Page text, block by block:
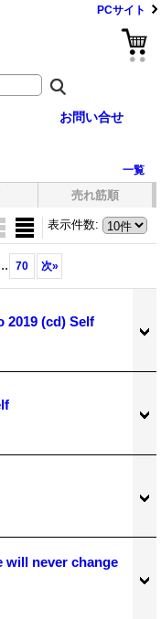
PCサイト
お問い合せ
一覧
売れ筋順
表示件数:
70 次»
2019 (cd) Self
will never change